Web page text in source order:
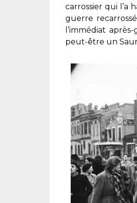
carrossier qui l’a
guerre
l’immédiat
peut-être un